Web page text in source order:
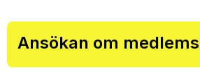
DOKUMENT
KONTAKT
Ansökan om